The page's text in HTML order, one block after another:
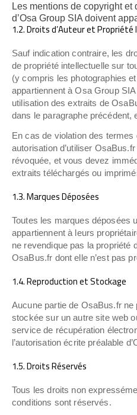
Les mentions de copyright
d’Osa Group SIA doivent
1.2. Droits d’Auteur et
Sauf indication contraire, les
de propriété intellectuelle sur
(y compris les photographies
appartiennent à Osa Group
utilisation des extraits de
dans le paragraphe précédent,
En cas de violation des
autorisation d’utiliser
révoquée, et vous devez
extraits téléchargés ou
1.3. Marques Déposées
Toutes les marques déposées
appartiennent à leurs
ne revendique pas la propriété
OsaBus.fr dont elle n’est pas
1.4. Reproduction et Stockage
Aucune partie de OsaBus.fr ne
stockée sur un autre site web
service de récupération
l’autorisation écrite préalable
1.5. Droits Réservés
Tous les droits non
conditions sont réservés.